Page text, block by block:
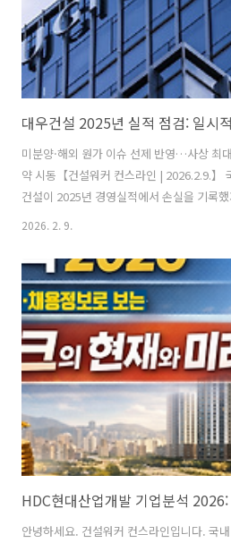
미분양·해외 원가 이슈 선제 반영…사상 최
약 시동【건설워커 컨스라인 | 2026.2.9.】
건설이 2025년 경영실적에서 손실을 기록
어내고 체력을 비축한 한 해”라는 시각도
수적 회계 처리로 손실 반영대우건설은
매출 8조 546억 원, 영업손실 8,154억 원,
록했다. 매출은 전년 대비 23.3% 감소했다.
5,084억 원으로 가장 큰 비중을 차지했고,
2026. 2. 9.
안녕하세요. 건설워커 컨스라인입니다. 국